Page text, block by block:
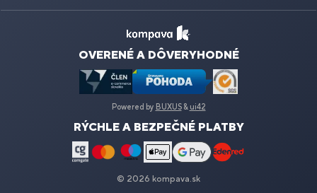
OVERENÉ A DÔVERYHODNÉ
Powered by BUXUS& ui42
RÝCHLE A BEZPEČNÉ PLATBY
© 2026 kompava.sk